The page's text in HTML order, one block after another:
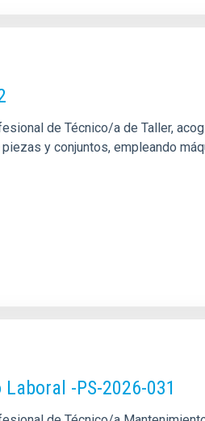
de Técnico/a de Taller,
y conjuntos, empleando
-PS-2026-031